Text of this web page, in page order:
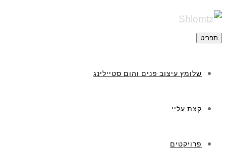
תפריט
שלומץ עיצוב פנים והום סטיילינג
קצת עליי
פרויקטים